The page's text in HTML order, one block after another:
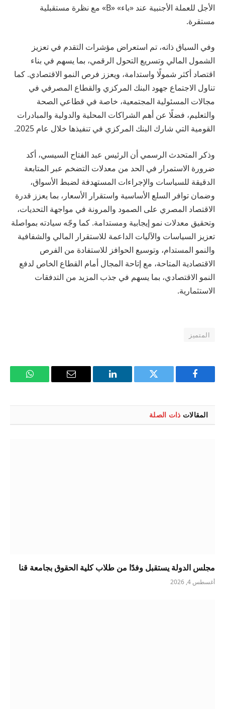
الأجل للعملة الأجنبية عند «باء» «B» مع نظرة مستقبلية
مستقرة.
وفي السياق ذاته، تم استعراض مؤشرات التقدم في تعزيز
الشمول المالي وتسريع التحول الرقمي، بما يسهم في بناء
اقتصاد أكثر شمولًا واستدامة، ويعزز فرص النمو الاقتصادي. كما
تناول الاجتماع جهود البنك المركزي والقطاع المصرفي في
مجالات المسئولية المجتمعية، خاصة في قطاعي الصحة
والتعليم، فضلًا عن أهم الشراكات المحلية والدولية والمبادرات
القومية التي شارك البنك المركزي في تنفيذها خلال عام 2025.
وذكر المتحدث الرسمي أن الرئيس عبد الفتاح السيسي، أكد
ضرورة الاستمرار في الحد من معدلات التضخم عبر المتابعة
الدقيقة للسياسات والإجراءات المستهدفة لضبط الأسواق،
وضمان توافر السلع الأساسية واستقرار الأسعار، بما يعزز قدرة
الاقتصاد المصري على الصمود والمرونة في مواجهة التحديات،
وتحقيق معدلات نمو إيجابية ومستدامة. كما وجّه سيادته بمواصلة
تعزيز السياسات والآليات الداعمة للاستقرار المالي والشفافية
والنمو المستدام، وتوسيع الحوافز للاستفادة من الفرص
الاقتصادية المتاحة، مع إتاحة المجال أمام القطاع الخاص لدفع
النمو الاقتصادي، بما يسهم في جذب المزيد من التدفقات
الاستثمارية.
المتميز
فيسبوك تويتر لينكدإن
البريد
واتساب
المقالات ذات الصلة
مجلس الدولة يستقبل وفدًا من طلاب كلية الحقوق بجامعة قنا
أغسطس 4, 2026